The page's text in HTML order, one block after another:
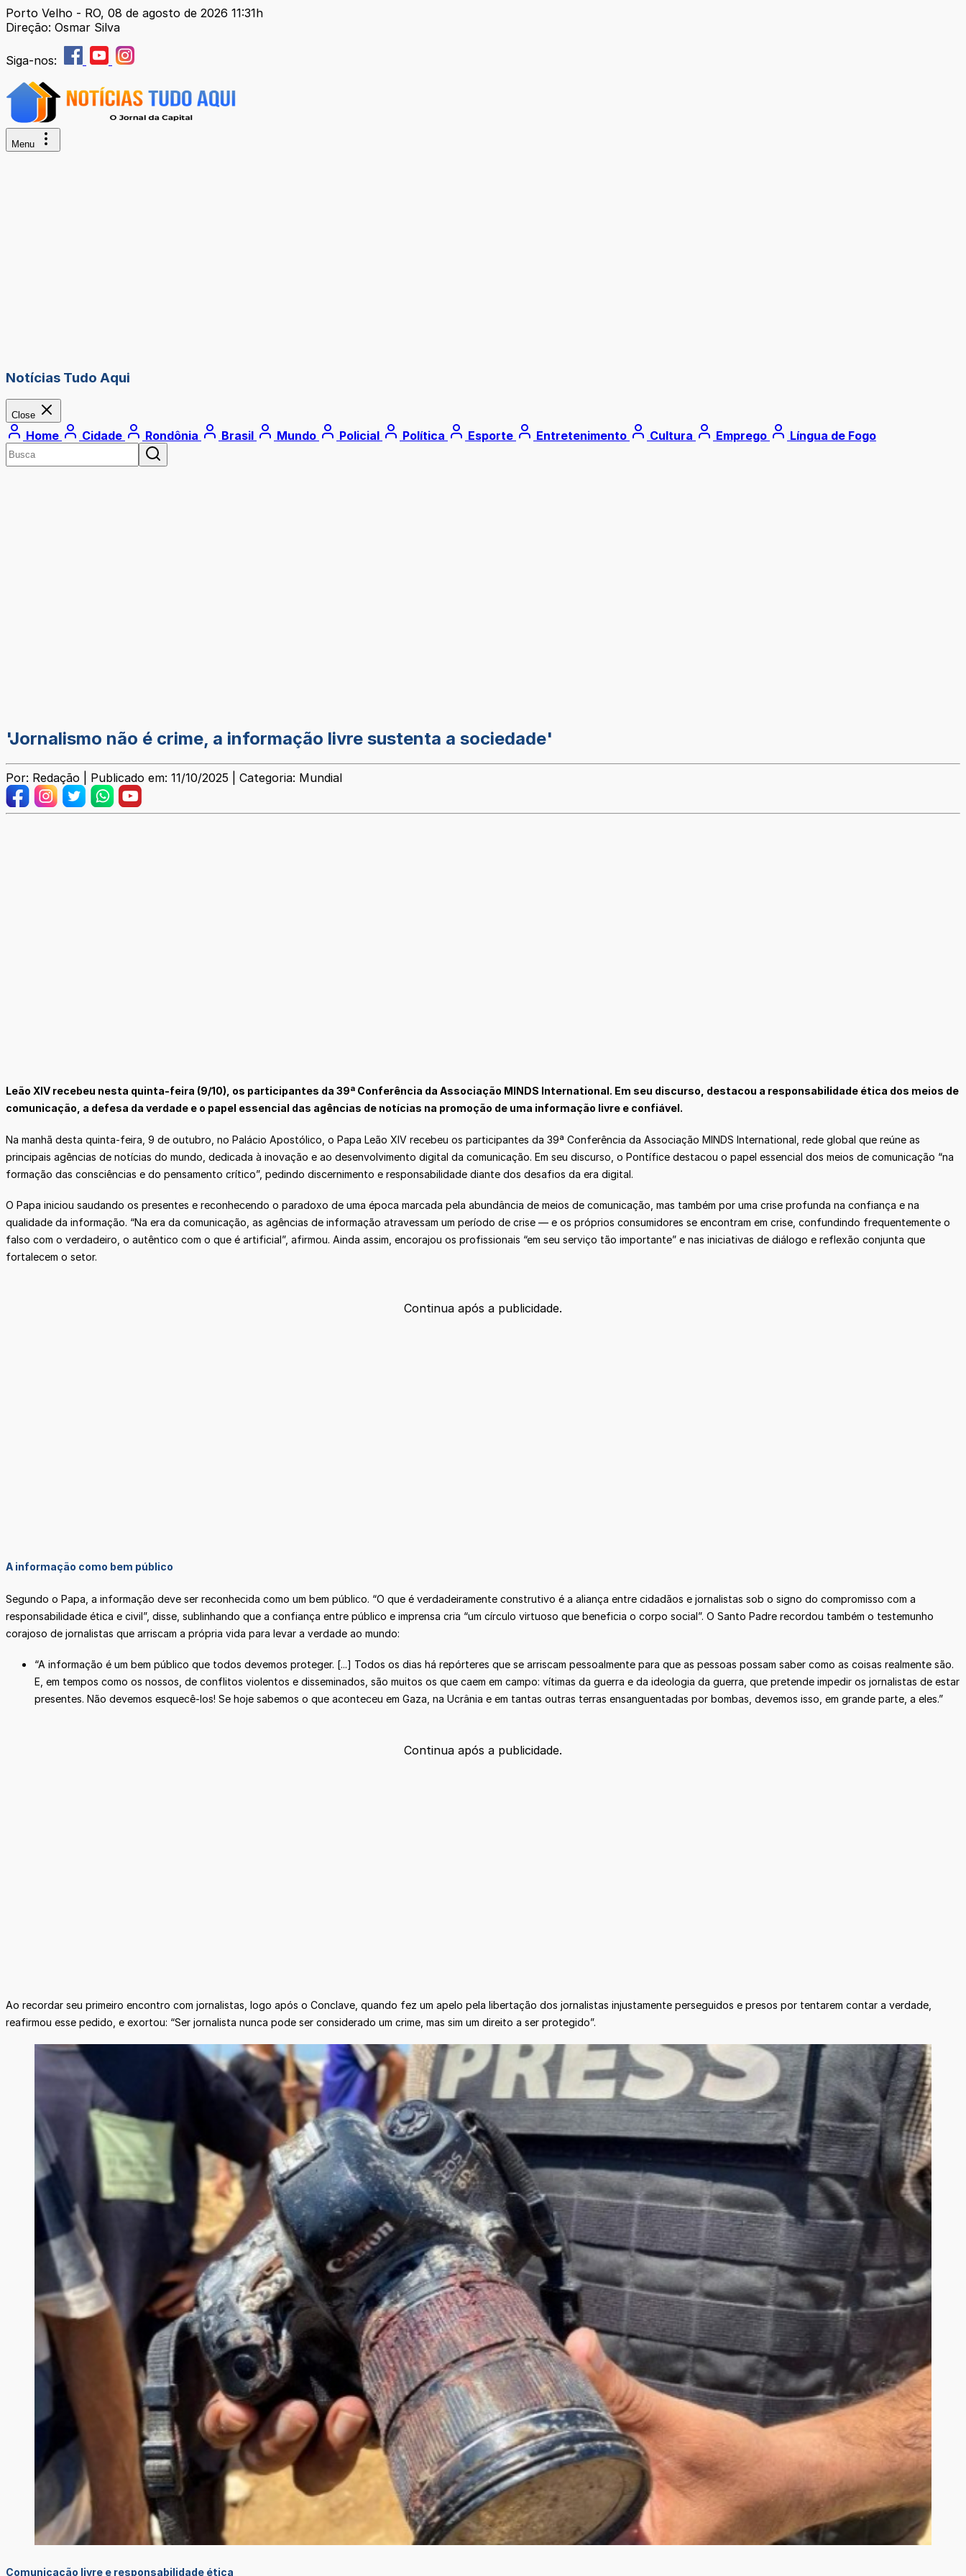
Porto Velho - RO, 08 de agosto de 2026 11:31h
Direção: Osmar Silva
Siga-nos:
Menu
Notícias Tudo Aqui
Close
Home Cidade Rondônia Brasil Mundo Policial Política Esporte Entretenimento Cultura Emprego Língua de Fogo
'Jornalismo não é crime, a informação livre sustenta a sociedade'
Por: Redação | Publicado em: 11/10/2025 | Categoria: Mundial
Leão XIV recebeu nesta quinta-feira (9/10), os participantes da 39ª Conferência da Associação MINDS International. Em seu discurso, destacou a responsabilidade ética dos meios de
comunicação, a defesa da verdade e o papel essencial das agências de notícias na promoção de uma informação livre e confiável.
Na manhã desta quinta-feira, 9 de outubro, no Palácio Apostólico, o Papa Leão XIV recebeu os participantes da 39ª Conferência da Associação MINDS International, rede global que reúne as
principais agências de notícias do mundo, dedicada à inovação e ao desenvolvimento digital da comunicação. Em seu discurso, o Pontífice destacou o papel essencial dos meios de comunicação “na
formação das consciências e do pensamento crítico”, pedindo discernimento e responsabilidade diante dos desafios da era digital.
O Papa iniciou saudando os presentes e reconhecendo o paradoxo de uma época marcada pela abundância de meios de comunicação, mas também por uma crise profunda na confiança e na
qualidade da informação. “Na era da comunicação, as agências de informação atravessam um período de crise — e os próprios consumidores se encontram em crise, confundindo frequentemente o
falso com o verdadeiro, o autêntico com o que é artificial”, afirmou. Ainda assim, encorajou os profissionais “em seu serviço tão importante” e nas iniciativas de diálogo e reflexão conjunta que
fortalecem o setor.
Continua após a publicidade.
A informação como bem público
Segundo o Papa, a informação deve ser reconhecida como um bem público. “O que é verdadeiramente construtivo é a aliança entre cidadãos e jornalistas sob o signo do compromisso com a
responsabilidade ética e civil”, disse, sublinhando que a confiança entre público e imprensa cria “um círculo virtuoso que beneficia o corpo social”. O Santo Padre recordou também o testemunho
corajoso de jornalistas que arriscam a própria vida para levar a verdade ao mundo:
“A informação é um bem público que todos devemos proteger. [...] Todos os dias há repórteres que se arriscam pessoalmente para que as pessoas possam saber como as coisas realmente são.
E, em tempos como os nossos, de conflitos violentos e disseminados, são muitos os que caem em campo: vítimas da guerra e da ideologia da guerra, que pretende impedir os jornalistas de estar
presentes. Não devemos esquecê-los! Se hoje sabemos o que aconteceu em Gaza, na Ucrânia e em tantas outras terras ensanguentadas por bombas, devemos isso, em grande parte, a eles.”
Continua após a publicidade.
Ao recordar seu primeiro encontro com jornalistas, logo após o Conclave, quando fez um apelo pela libertação dos jornalistas injustamente perseguidos e presos por tentarem contar a verdade,
reafirmou esse pedido, e exortou: “Ser jornalista nunca pode ser considerado um crime, mas sim um direito a ser protegido”.
Comunicação livre e responsabilidade ética